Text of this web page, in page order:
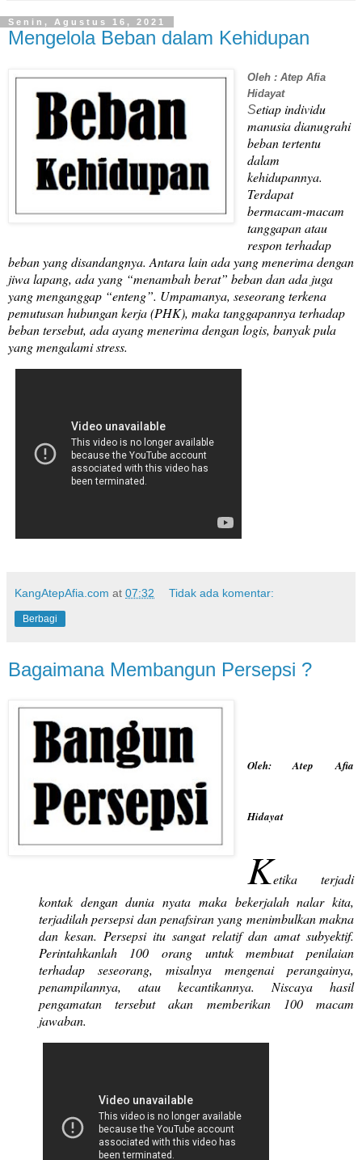
Senin, Agustus 16, 2021
Mengelola Beban dalam Kehidupan
Oleh : Atep Afia
Hidayat
Setiap individu
manusia dianugrahi
beban tertentu
dalam
kehidupannya.
Terdapat
bermacam-macam
tanggapan atau
respon terhadap
beban yang disandangnya. Antara lain ada yang menerima dengan
jiwa lapang, ada yang “menambah berat” beban dan ada juga
yang menganggap “enteng”. Umpamanya, seseorang terkena
pemutusan hubungan kerja (PHK), maka tanggapannya terhadap
beban tersebut, ada ayang menerima dengan logis, banyak pula
yang mengalami stress.
KangAtepAfia.com at 07:32 Tidak ada komentar:
Berbagi
Bagaimana Membangun Persepsi ?
Oleh: Atep Afia
Hidayat
Ketika terjadi
kontak dengan dunia nyata maka bekerjalah nalar kita,
terjadilah persepsi dan penafsiran yang menimbulkan makna
dan kesan. Persepsi itu sangat relatif dan amat subyektif.
Perintahkanlah 100 orang untuk membuat penilaian
terhadap seseorang, misalnya mengenai perangainya,
penampilannya, atau kecantikannya. Niscaya hasil
pengamatan tersebut akan memberikan 100 macam
jawaban.